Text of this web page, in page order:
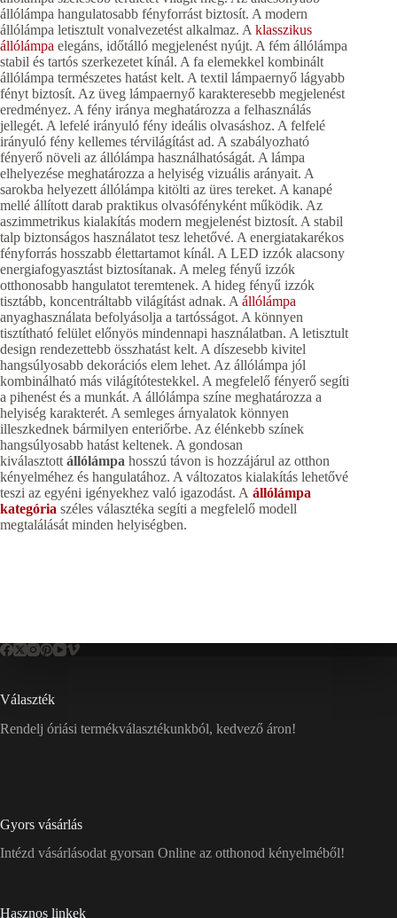
állólámpa hangulatosabb fényforrást biztosít. A modern
állólámpa letisztult vonalvezetést alkalmaz. A klasszikus
állólámpa elegáns, időtálló megjelenést nyújt. A fém állólámpa
stabil és tartós szerkezetet kínál. A fa elemekkel kombinált
állólámpa természetes hatást kelt. A textil lámpaernyő lágyabb
fényt biztosít. Az üveg lámpaernyő karakteresebb megjelenést
eredményez. A fény iránya meghatározza a felhasználás
jellegét. A lefelé irányuló fény ideális olvasáshoz. A felfelé
irányuló fény kellemes térvilágítást ad. A szabályozható
fényerő növeli az állólámpa használhatóságát. A lámpa
elhelyezése meghatározza a helyiség vizuális arányait. A
sarokba helyezett állólámpa kitölti az üres tereket. A kanapé
mellé állított darab praktikus olvasófényként működik. Az
aszimmetrikus kialakítás modern megjelenést biztosít. A stabil
talp biztonságos használatot tesz lehetővé. A energiatakarékos
fényforrás hosszabb élettartamot kínál. A LED izzók alacsony
energiafogyasztást biztosítanak. A meleg fényű izzók
otthonosabb hangulatot teremtenek. A hideg fényű izzók
tisztább, koncentráltabb világítást adnak. A állólámpa
anyaghasználata befolyásolja a tartósságot. A könnyen
tisztítható felület előnyös mindennapi használatban. A letisztult
design rendezettebb összhatást kelt. A díszesebb kivitel
hangsúlyosabb dekorációs elem lehet. Az állólámpa jól
kombinálható más világítótestekkel. A megfelelő fényerő segíti
a pihenést és a munkát. A állólámpa színe meghatározza a
helyiség karakterét. A semleges árnyalatok könnyen
illeszkednek bármilyen enteriőrbe. Az élénkebb színek
hangsúlyosabb hatást keltenek. A gondosan
kiválasztott állólámpa hosszú távon is hozzájárul az otthon
kényelméhez és hangulatához. A változatos kialakítás lehetővé
teszi az egyéni igényekhez való igazodást. A állólámpa
kategória széles választéka segíti a megfelelő modell
megtalálását minden helyiségben.
Választék
Rendelj óriási termékválasztékunkból, kedvező áron!
Gyors vásárlás
Intézd vásárlásodat gyorsan Online az otthonod kényelméből!
Hasznos linkek